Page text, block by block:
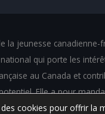
la jeunesse canadienne-
qui porte les
au Canada et
Elle a pour
des jeunes canadiens
cookies pour offrir la